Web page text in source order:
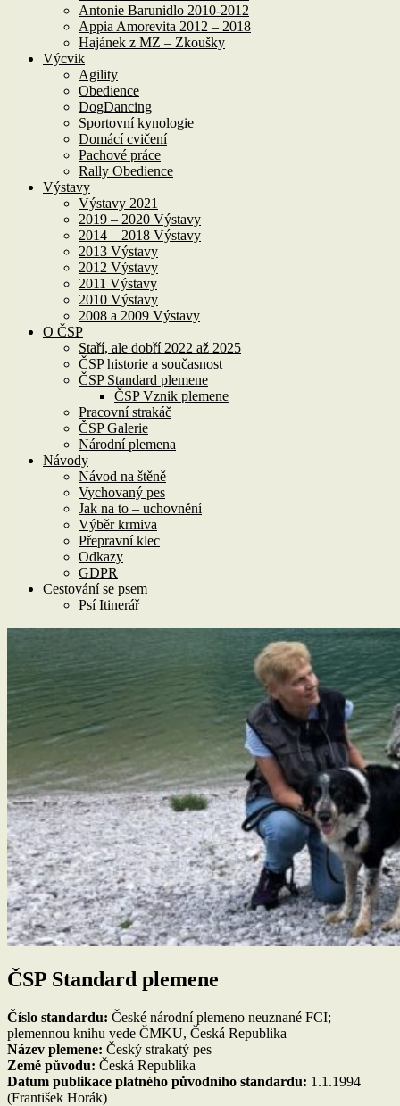
Antonie Barunidlo 2010-2012
Appia Amorevita 2012 – 2018
Hajánek z MZ – Zkoušky
Výcvik
Agility
Obedience
DogDancing
Sportovní kynologie
Domácí cvičení
Pachové práce
Rally Obedience
Výstavy
Výstavy 2021
2019 – 2020 Výstavy
2014 – 2018 Výstavy
2013 Výstavy
2012 Výstavy
2011 Výstavy
2010 Výstavy
2008 a 2009 Výstavy
O ČSP
Staří, ale dobří 2022 až 2025
ČSP historie a současnost
ČSP Standard plemene
ČSP Vznik plemene
Pracovní strakáč
ČSP Galerie
Národní plemena
Návody
Návod na štěně
Vychovaný pes
Jak na to – uchovnění
Výběr krmiva
Přepravní klec
Odkazy
GDPR
Cestování se psem
Psí Itinerář
ČSP Standard plemene
Číslo standardu: České národní plemeno neuznané FCI;
plemennou knihu vede ČMKU, Česká Republika
Název plemene: Český strakatý pes
Země původu: Česká Republika
Datum publikace platného původního standardu: 1.1.1994
(František Horák)